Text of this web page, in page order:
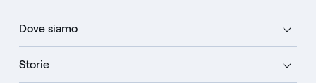
Dove siamo
Storie